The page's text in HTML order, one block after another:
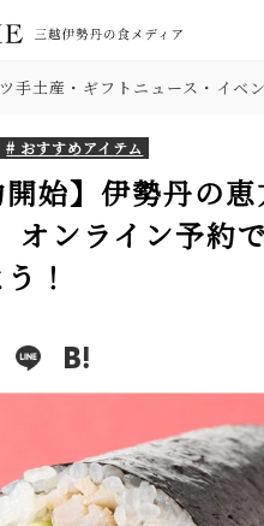
手土産・ギフト ニュース・イベ
# おすすめアイテム
開始】伊勢丹の
オンライン予約
！